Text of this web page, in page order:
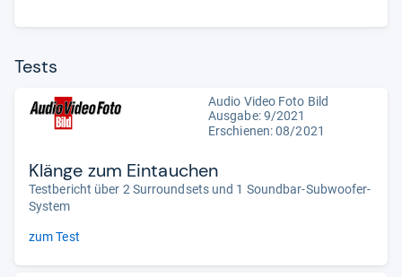
Tests
Audio Video Foto Bild
Ausgabe: 9/2021
Erschienen: 08/2021
Klänge zum Eintauchen
Testbericht über 2 Surroundsets und 1 Soundbar-Subwoofer-
System
zum Test